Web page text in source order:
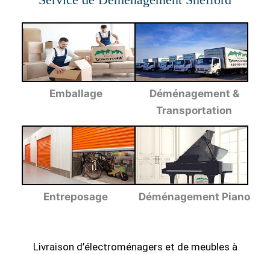
Emballage
Déménagement &
Transportation
Entreposage Déménagement Piano
Livraison d’électroménagers et de meubles à